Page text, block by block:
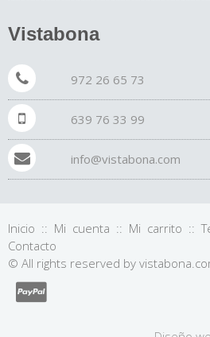
Vistabona
972 26 65 73
639 76 33 99
info@vistabona.com
Inicio :: Mi cuenta :: Mi carrito ::
Contacto
© All rights reserved by